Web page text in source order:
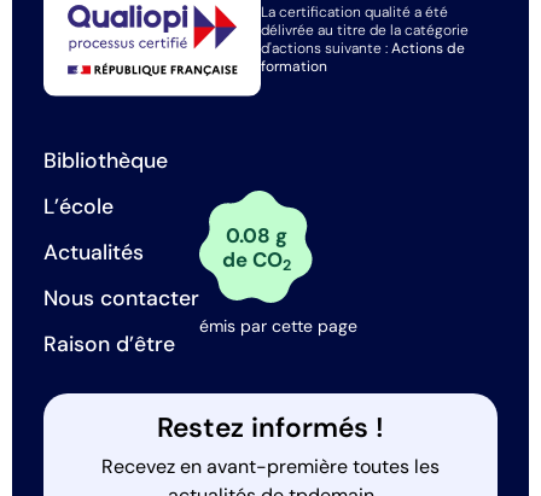
La certification qualité a été
délivrée au titre de la catégorie
d'actions suivante :Actions de
formation
Bibliothèque
L’école
Actualités
Nous contacter
Raison d’être
0.08 g
de CO2
émis par cette page
Restez informés !
Recevez en avant-première toutes les